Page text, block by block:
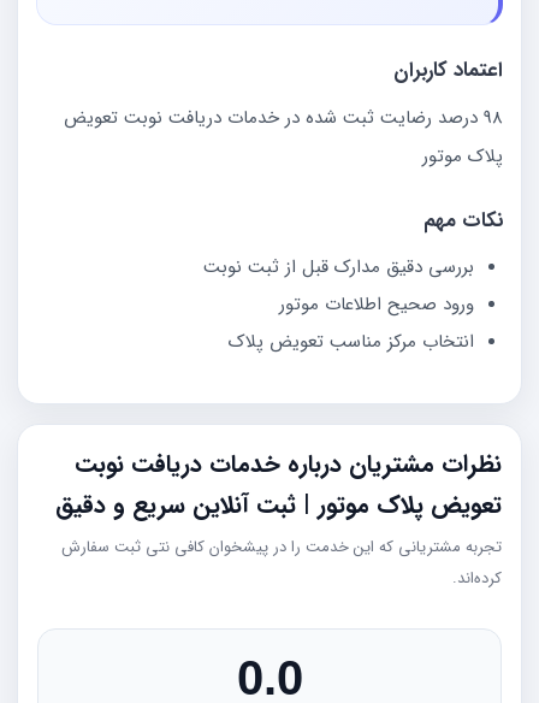
اعتماد کاربران
98 درصد رضایت ثبت شده در خدمات دریافت نوبت تعویض
پلاک موتور
نکات مهم
بررسی دقیق مدارک قبل از ثبت نوبت
ورود صحیح اطلاعات موتور
انتخاب مرکز مناسب تعویض پلاک
نظرات مشتریان درباره خدمات دریافت نوبت
تعویض پلاک موتور | ثبت آنلاین سریع و دقیق
تجربه مشتریانی که این خدمت را در پیشخوان کافی نتی ثبت سفارش
کرده‌اند.
0.0